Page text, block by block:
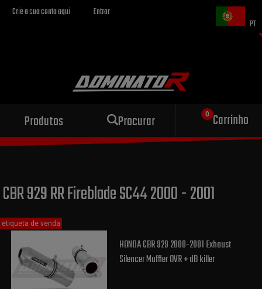
Crie a sua conta aqui
Entrar
PT
Produtos Procurar Carrinho
Escape esportivo
para sua motocicleta
CBR 929 RR Fireblade SC44 2000 - 2001
HONDA CBR 929 2000-2001 Exhaust
Silencer Muffler OVR + dB killer
etiqueta de venda